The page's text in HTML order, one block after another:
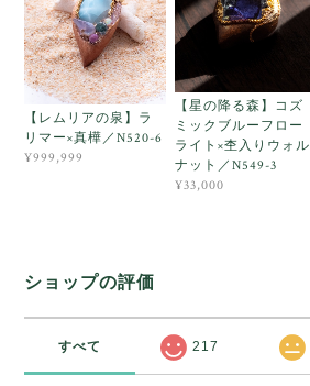
【レムリアの泉】ラ
リマー×真樺／N520-6
¥999,999
【星の降る森】コズ
ミックブルーフロー
ライト×杢入りウォル
ナット／N549-3
¥33,000
ショップの評価
すべて 217